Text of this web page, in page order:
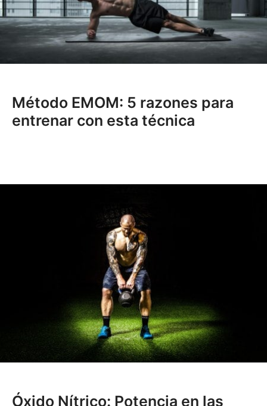
Método EMOM: 5 razones para
entrenar con esta técnica
Óxido Nítrico: Potencia en las